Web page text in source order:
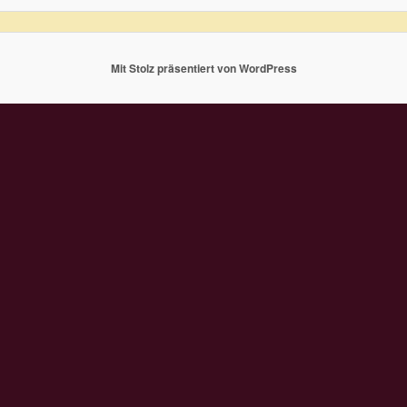
Mit Stolz präsentiert von WordPress